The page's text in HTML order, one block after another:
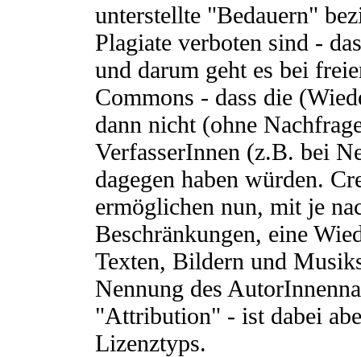
unterstellte "Bedauern"
Plagiate verboten sind -
und darum geht es bei
Commons - dass die
dann nicht (ohne
VerfasserInnen (z.B. bei
dagegen haben würden.
ermöglichen nun, mit je
Beschränkungen, eine
Texten, Bildern und
Nennung des
"Attribution" - ist dabei
Lizenztyps.